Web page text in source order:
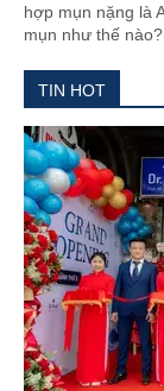
hợp mụn nặng là
mụn như thế nào?
TIN HOT